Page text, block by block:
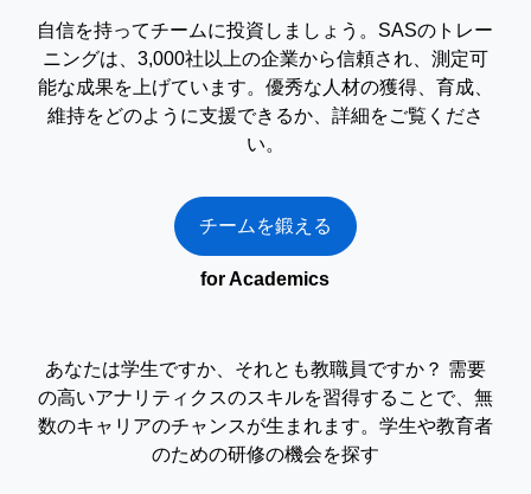
自信を持ってチームに投資しましょう。SASのトレー
ニングは、3,000社以上の企業から信頼され、測定可
能な成果を上げています。優秀な人材の獲得、育成、
維持をどのように支援できるか、詳細をご覧くださ
い。
チームを鍛える
for Academics
あなたは学生ですか、それとも教職員ですか？ 需要
の高いアナリティクスのスキルを習得することで、無
数のキャリアのチャンスが生まれます。学生や教育者
のための研修の機会を探す